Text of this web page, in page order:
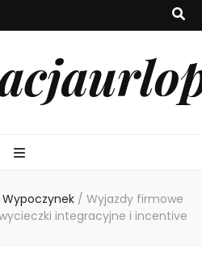
/ Wyjazdy firmowe
integracyjne i incentive